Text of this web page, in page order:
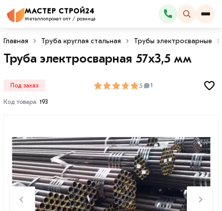
МАСТЕР СТРОЙ24
Металлопрокат опт / розница
Каталог
Главная Труба круглая стальная Трубы электросварные
Труба электросварная 57х3,5 мм
Под заказ 5 1
Код товара: 193